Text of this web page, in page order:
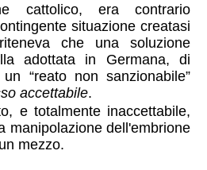
cattolico, era contrario
situazione creatasi
che una soluzione
adottata in Germana, di
“reato non sanzionabile”
accettabile.
e totalmente inaccettabile,
manipolazione dell'embrione
mezzo.